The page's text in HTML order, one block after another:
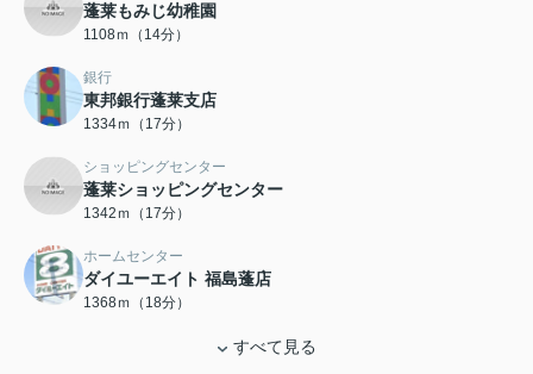
蓬莱もみじ幼稚園
1108ｍ（14分）
銀行
東邦銀行蓬莱支店
1334ｍ（17分）
ショッピングセンター
蓬莱ショッピングセンター
1342ｍ（17分）
ホームセンター
ダイユーエイト 福島蓬店
1368ｍ（18分）
すべて見る